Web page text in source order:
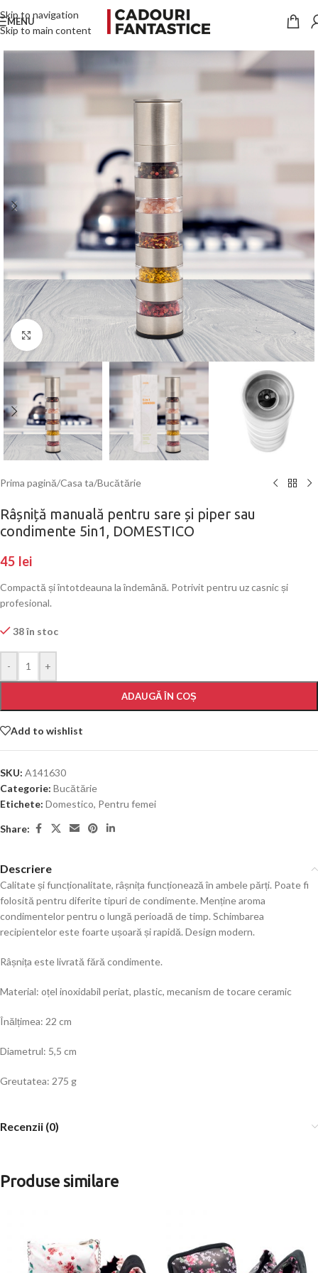
Skip to navigation
Skip to main content
MENU
Click to enlarge
Prima pagină/Casa ta/Bucătărie
Râșniță manuală pentru sare și piper sau
condimente 5in1, DOMESTICO
45 lei
Compactă și întotdeauna la îndemână. Potrivit pentru uz casnic și
profesional.
38 în stoc
- +
ADAUGĂ ÎN COȘ
Add to wishlist
SKU: A141630
Categorie: Bucătărie
Etichete: Domestico, Pentru femei
Share:
Descriere
Calitate și funcționalitate, râșnița funcționează în ambele părți. Poate fi
folosită pentru diferite tipuri de condimente. Menține aroma
condimentelor pentru o lungă perioadă de timp. Schimbarea
recipientelor este foarte ușoară și rapidă. Design modern.
Râșnița este livrată fără condimente.
Material: oțel inoxidabil periat, plastic, mecanism de tocare ceramic
Înălțimea: 22 cm
Diametrul: 5,5 cm
Greutatea: 275 g
Recenzii (0)
Produse similare